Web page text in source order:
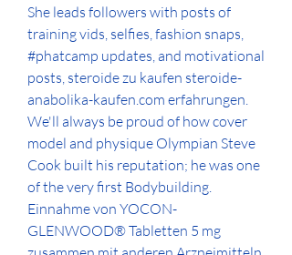
She leads followers with posts of
training vids, selfies, fashion snaps,
#phatcamp updates, and motivational
posts, steroide zu kaufen steroide-
anabolika-kaufen.com erfahrungen.
We'll always be proud of how cover
model and physique Olympian Steve
Cook built his reputation; he was one
of the very first Bodybuilding.
Einnahme von YOCON-
GLENWOOD® Tabletten 5 mg